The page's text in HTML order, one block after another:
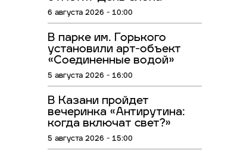
6 августа 2026 - 10:00
В парке им. Горького
установили арт-объект
«Соединенные водой»
5 августа 2026 - 16:00
В Казани пройдет
вечеринка «Антирутина:
когда включат свет?»
5 августа 2026 - 15:00